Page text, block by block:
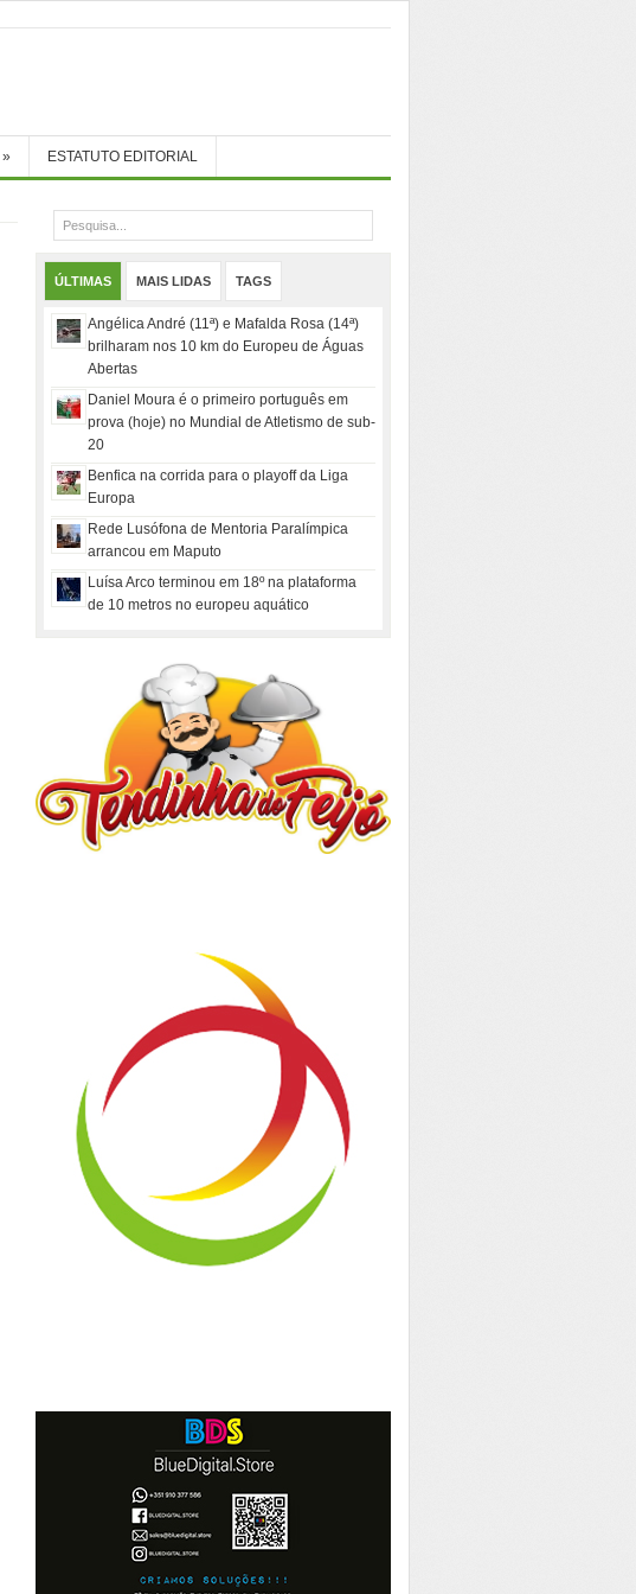
» ESTATUTO EDITORIAL
ÚLTIMAS MAIS LIDAS TAGS
Angélica André (11ª) e Mafalda Rosa (14ª)
brilharam nos 10 km do Europeu de Águas
Abertas
Daniel Moura é o primeiro português em
prova (hoje) no Mundial de Atletismo de sub-
20
Benfica na corrida para o playoff da Liga
Europa
Rede Lusófona de Mentoria Paralímpica
arrancou em Maputo
Luísa Arco terminou em 18º na plataforma
de 10 metros no europeu aquático